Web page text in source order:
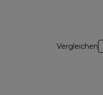
Vergleichen